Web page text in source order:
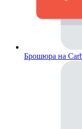
Брошюра на